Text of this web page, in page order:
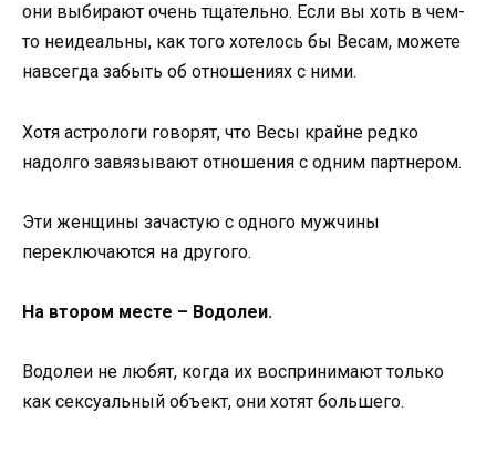
они выбирают очень тщательно. Если вы хоть в чем-
то неидеальны, как того хотелось бы Весам, можете
навсегда забыть об отношениях с ними.
Хотя астрологи говорят, что Весы крайне редко
надолго завязывают отношения с одним партнером.
Эти женщины зачастую с одного мужчины
переключаются на другого.
На втором месте – Водолеи.
Водолеи не любят, когда их воспринимают только
как сексуальный объект, они хотят большего.